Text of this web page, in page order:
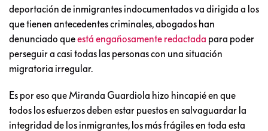
deportación de inmigrantes indocumentados va dirigida a los
que tienen antecedentes criminales, abogados han
denunciado queestá engañosamente redactada para poder
perseguir a casi todas las personas con una situación
migratoria irregular.
Es por eso que Miranda Guardiola hizo hincapié en que
todos los esfuerzos deben estar puestos en salvaguardar la
integridad de los inmigrantes, los más frágiles en toda esta